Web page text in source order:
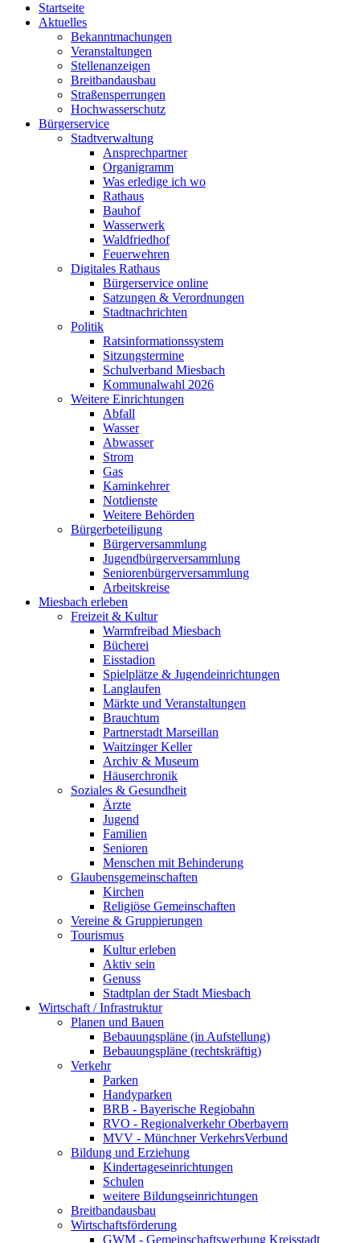
Startseite
Aktuelles
Bekanntmachungen
Veranstaltungen
Stellenanzeigen
Breitbandausbau
Straßensperrungen
Hochwasserschutz
Bürgerservice
Stadtverwaltung
Ansprechpartner
Organigramm
Was erledige ich wo
Rathaus
Bauhof
Wasserwerk
Waldfriedhof
Feuerwehren
Digitales Rathaus
Bürgerservice online
Satzungen & Verordnungen
Stadtnachrichten
Politik
Ratsinformationssystem
Sitzungstermine
Schulverband Miesbach
Kommunalwahl 2026
Weitere Einrichtungen
Abfall
Wasser
Abwasser
Strom
Gas
Kaminkehrer
Notdienste
Weitere Behörden
Bürgerbeteiligung
Bürgerversammlung
Jugendbürgerversammlung
Seniorenbürgerversammlung
Arbeitskreise
Miesbach erleben
Freizeit & Kultur
Warmfreibad Miesbach
Bücherei
Eisstadion
Spielplätze & Jugendeinrichtungen
Langlaufen
Märkte und Veranstaltungen
Brauchtum
Partnerstadt Marseillan
Waitzinger Keller
Archiv & Museum
Häuserchronik
Soziales & Gesundheit
Ärzte
Jugend
Familien
Senioren
Menschen mit Behinderung
Glaubensgemeinschaften
Kirchen
Religiöse Gemeinschaften
Vereine & Gruppierungen
Tourismus
Kultur erleben
Aktiv sein
Genuss
Stadtplan der Stadt Miesbach
Wirtschaft / Infrastruktur
Planen und Bauen
Bebauungspläne (in Aufstellung)
Bebauungspläne (rechtskräftig)
Verkehr
Parken
Handyparken
BRB - Bayerische Regiobahn
RVO - Regionalverkehr Oberbayern
MVV - Münchner VerkehrsVerbund
Bildung und Erziehung
Kindertageseinrichtungen
Schulen
weitere Bildungseinrichtungen
Breitbandausbau
Wirtschaftsförderung
GWM - Gemeinschaftswerbung Kreisstadt